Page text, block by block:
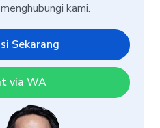
kami.
Sekarang
via WA